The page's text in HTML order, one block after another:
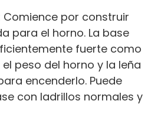
Comience por construir
para el horno. La base
fuerte como
peso del horno y la leña
encenderlo. Puede
con ladrillos normales y